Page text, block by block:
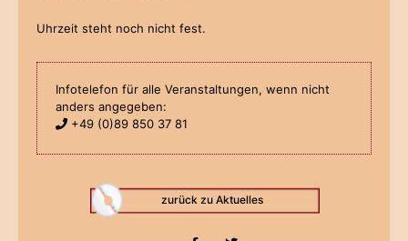
Uhrzeit steht noch nicht fest.
Infotelefon für alle Veranstaltungen, wenn nicht
anders angegeben:
+49 (0)89 850 37 81
zurück zu Aktuelles